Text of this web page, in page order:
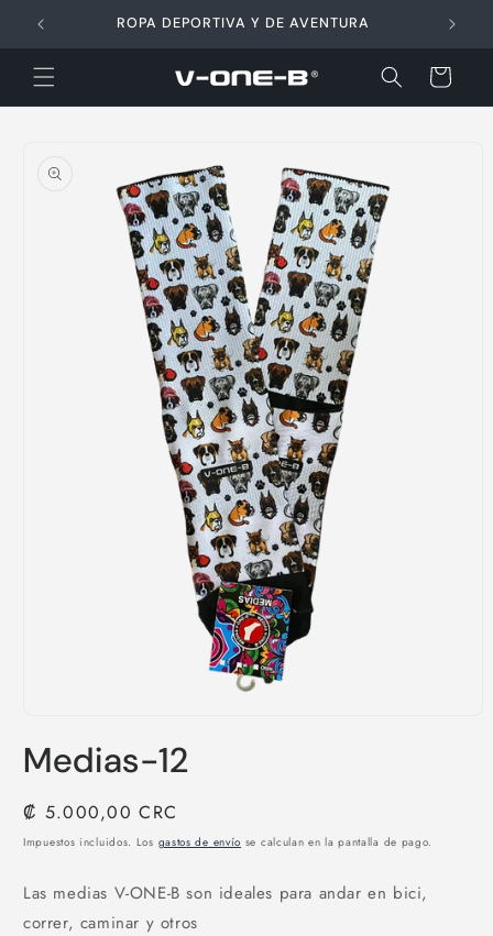
directamente
al contenido
ROPA DEPORTIVA Y DE AVENTURA
Carrito
información
del producto
multimedia
1
una
ventana
modal
Medias-12
Precio
habitual
₡ 5.000,00 CRC
Impuestos incluidos. Los gastos de envío se calculan en la pantalla de pago.
Las medias V-ONE-B son ideales para andar en bici,
correr, caminar y otros